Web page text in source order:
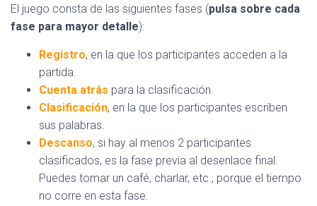
El juego consta de las siguientes fases (pulsa sobre cada
fase para mayor detalle):
Registro, en la que los participantes acceden a la
partida.
Cuenta atrás para la clasificación.
Clasificación, en la que los participantes escriben
sus palabras.
Descanso, si hay al menos 2 participantes
clasificados, es la fase previa al desenlace final.
Puedes tomar un café, charlar, etc., porque el tiempo
no corre en esta fase.